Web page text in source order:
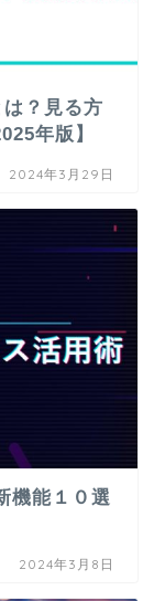
？見る方
年版】
2024年3月29日
機能１０選
2024年3月8日